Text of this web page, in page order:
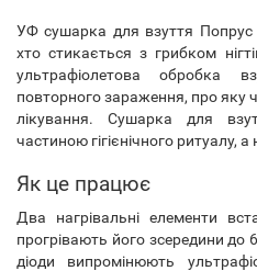
УФ сушарка для взуття Попрус
хто стикається з грибком
ультрафіолетова обробка
повторного зараження, про яку
лікування. Сушарка для
частиною гігієнічного ритуалу,
Як це працює
Два нагрівальні елементи
прогрівають його зсередини
діоди випромінюють